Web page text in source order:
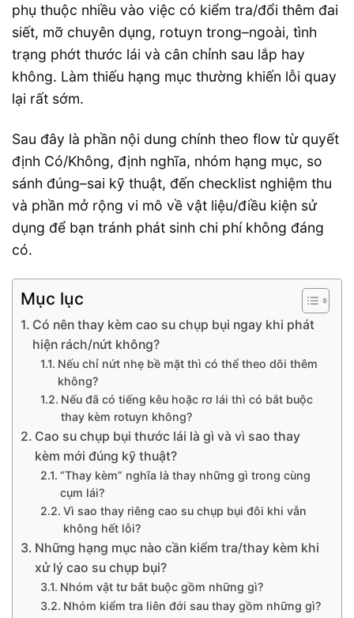
phụ thuộc nhiều vào việc có kiểm tra/đổi thêm đai
siết, mỡ chuyên dụng, rotuyn trong–ngoài, tình
trạng phớt thước lái và cân chỉnh sau lắp hay
không. Làm thiếu hạng mục thường khiến lỗi quay
lại rất sớm.
Sau đây là phần nội dung chính theo flow từ quyết
định Có/Không, định nghĩa, nhóm hạng mục, so
sánh đúng–sai kỹ thuật, đến checklist nghiệm thu
và phần mở rộng vi mô về vật liệu/điều kiện sử
dụng để bạn tránh phát sinh chi phí không đáng
có.
Mục lục
Có nên thay kèm cao su chụp bụi ngay khi phát
hiện rách/nứt không?
Nếu chỉ nứt nhẹ bề mặt thì có thể theo dõi thêm
không?
Nếu đã có tiếng kêu hoặc rơ lái thì có bắt buộc
thay kèm rotuyn không?
Cao su chụp bụi thước lái là gì và vì sao thay
kèm mới đúng kỹ thuật?
“Thay kèm” nghĩa là thay những gì trong cùng
cụm lái?
Vì sao thay riêng cao su chụp bụi đôi khi vẫn
không hết lỗi?
Những hạng mục nào cần kiểm tra/thay kèm khi
xử lý cao su chụp bụi?
Nhóm vật tư bắt buộc gồm những gì?
Nhóm kiểm tra liên đới sau thay gồm những gì?